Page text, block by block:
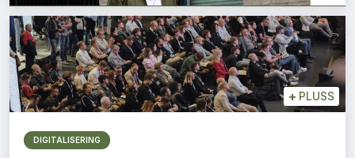
+ PLUSS
DIGITALISERING